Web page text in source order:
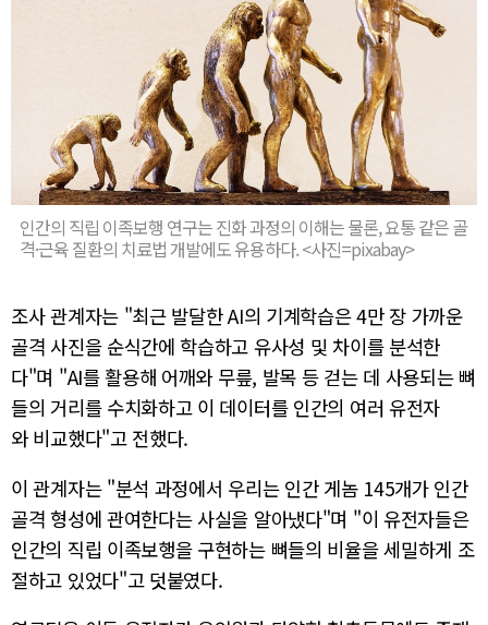
인간의 직립 이족보행 연구는 진화 과정의 이해는 물론, 요통 같은 골
격·근육 질환의 치료법 개발에도 유용하다. <사진=pixabay>
조사 관계자는 "최근 발달한 AI의 기계학습은 4만 장 가까운
골격 사진을 순식간에 학습하고 유사성 및 차이를 분석한
다"며 "AI를 활용해 어깨와 무릎, 발목 등 걷는 데 사용되는 뼈
들의 거리를 수치화하고 이 데이터를 인간의 여러 유전자
와 비교했다"고 전했다.
이 관계자는 "분석 과정에서 우리는 인간 게놈 145개가 인간
골격 형성에 관여한다는 사실을 알아냈다"며 "이 유전자들은
인간의 직립 이족보행을 구현하는 뼈들의 비율을 세밀하게 조
절하고 있었다"고 덧붙였다.